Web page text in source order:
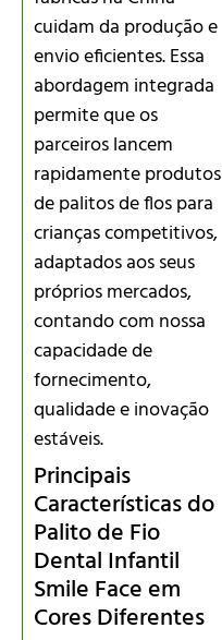
cuidam da produção e
envio eficientes. Essa
abordagem integrada
permite que os
parceiros lancem
rapidamente produtos
de palitos de flos para
crianças competitivos,
adaptados aos seus
próprios mercados,
contando com nossa
capacidade de
fornecimento,
qualidade e inovação
estáveis.
Principais
Características do
Palito de Fio
Dental Infantil
Smile Face em
Cores Diferentes